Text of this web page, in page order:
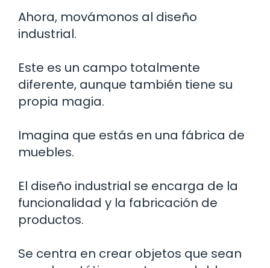
Ahora, movámonos al diseño
industrial.
Este es un campo totalmente
diferente, aunque también tiene su
propia magia.
Imagina que estás en una fábrica de
muebles.
El diseño industrial se encarga de la
funcionalidad y la fabricación de
productos.
Se centra en crear objetos que sean